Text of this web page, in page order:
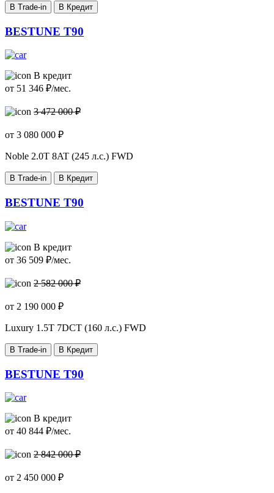
В Trade-in В Кредит
BESTUNE T90
В кредит
от 51 346 ₽/мес.
3 472 000 ₽
от 3 080 000 ₽
Noble 2.0T 8AT (245 л.с.) FWD
В Trade-in В Кредит
BESTUNE T90
В кредит
от 36 509 ₽/мес.
2 582 000 ₽
от 2 190 000 ₽
Luxury 1.5T 7DCT (160 л.с.) FWD
В Trade-in В Кредит
BESTUNE T90
В кредит
от 40 844 ₽/мес.
2 842 000 ₽
от 2 450 000 ₽